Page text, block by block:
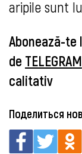
aripile sunt
Abonează-te
de TELEGRAM
calitativ
Поделиться